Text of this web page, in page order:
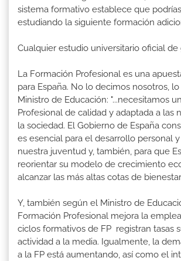
sistema formativo establece que
estudiando la siguiente formación
Cualquier estudio universitario oficial de
La Formación Profesional es una
para España. No lo decimos nosotros,
Ministro de Educación: "...necesitamos
Profesional de calidad y adaptada a las
la sociedad. El Gobierno de España
es esencial para el desarrollo personal
nuestra juventud y, también, para que
reorientar su modelo de crecimiento
alcanzar las más altas cotas de
Y, también según el Ministro de
Formación Profesional mejora la
ciclos formativos de FP registran tasas
actividad a la media. Igualmente, la
a la FP está aumentando, así como el